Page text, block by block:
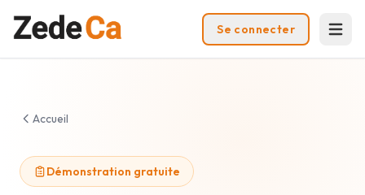
Se connecter
Accueil
Démonstration gratuite